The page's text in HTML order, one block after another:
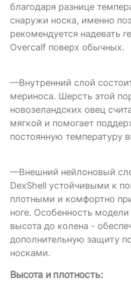
благодаря разнице
снаружи носка, именно
рекомендуется надевать
Overcalf поверх обычных.
—Внутренний слой
мериноса. Шерсть этой
новозеландских овец
мягкой и помогает
постоянную температуру
—Внешний нейлоновый
DexShell устойчивыми к
плотными и комфортно
ноге. Особенность
высота до колена -
дополнительную защиту
носками.
Высота и плотность: